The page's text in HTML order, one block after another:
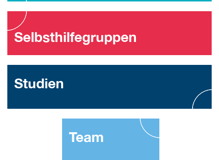
Selbsthilfegruppen
Studien
Team